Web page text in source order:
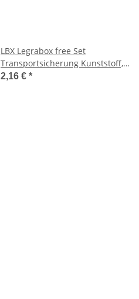
LBX Legrabox free Set
Transportsicherung Kunststoff,
gelb
2,16 € *